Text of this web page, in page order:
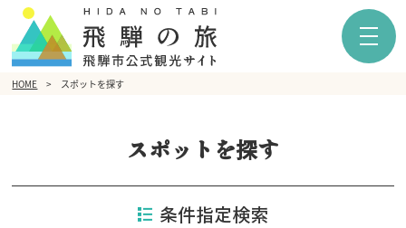
HOME スポットを探す
スポットを探す
条件指定検索